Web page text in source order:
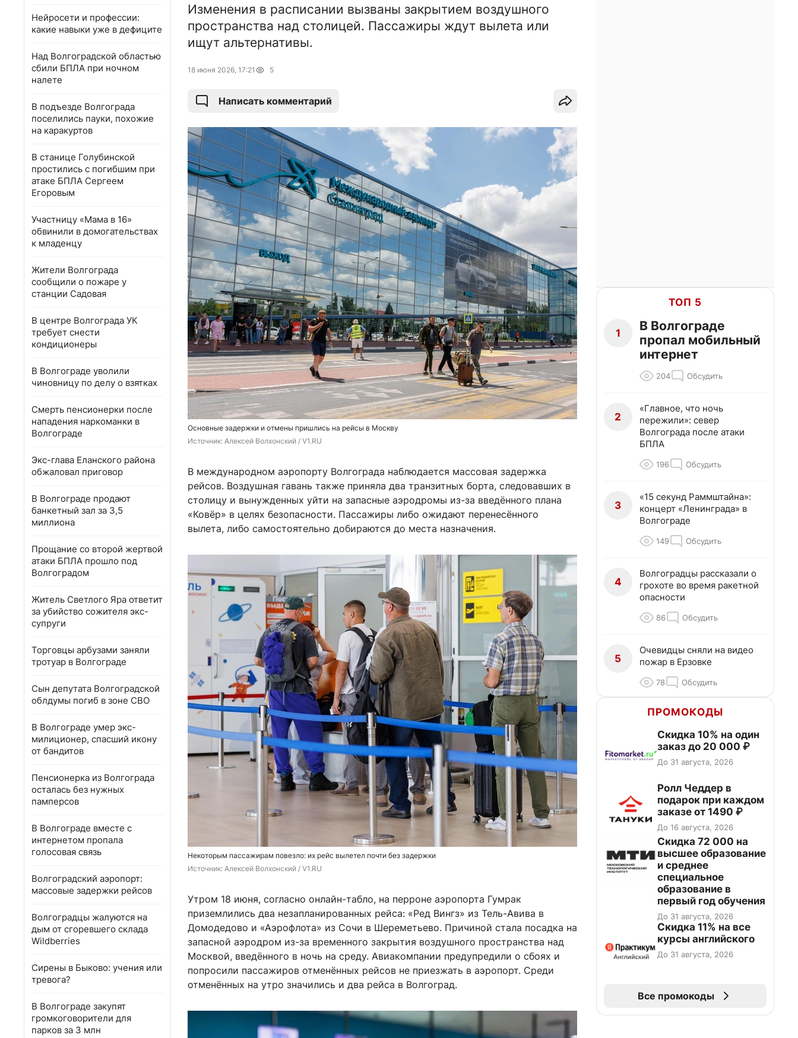
Нейросети и профессии:
какие навыки уже в дефиците
Над Волгоградской областью
сбили БПЛА при ночном
налете
В подъезде Волгограда
поселились пауки, похожие
на каракуртов
В станице Голубинской
простились с погибшим при
атаке БПЛА Сергеем
Егоровым
Участницу «Мама в 16»
обвинили в домогательствах
к младенцу
Жители Волгограда
сообщили о пожаре у
станции Садовая
В центре Волгограда УК
требует снести
кондиционеры
В Волгограде уволили
чиновницу по делу о взятках
Смерть пенсионерки после
нападения наркоманки в
Волгограде
Экс-глава Еланского района
обжаловал приговор
В Волгограде продают
банкетный зал за 3,5
миллиона
Прощание со второй жертвой
атаки БПЛА прошло под
Волгоградом
Житель Светлого Яра ответит
за убийство сожителя экс-
супруги
Торговцы арбузами заняли
тротуар в Волгограде
Сын депутата Волгоградской
облдумы погиб в зоне СВО
В Волгограде умер экс-
милиционер, спасший икону
от бандитов
Пенсионерка из Волгограда
осталась без нужных
памперсов
В Волгограде вместе с
интернетом пропала
голосовая связь
Волгоградский аэропорт:
массовые задержки рейсов
Волгоградцы жалуются на
дым от сгоревшего склада
Wildberries
Сирены в Быково: учения или
тревога?
В Волгограде закупят
громкоговорители для
парков за 3 млн
Изменения в расписании вызваны закрытием воздушного
пространства над столицей. Пассажиры ждут вылета или
ищут альтернативы.
18 июня 2026, 17:21 5
Написать комментарий
Основные задержки и отмены пришлись на рейсы в Москву
Источник: Алексей Волхонский / V1.RU
В международном аэропорту Волгограда наблюдается массовая задержка
рейсов. Воздушная гавань также приняла два транзитных борта, следовавших в
столицу и вынужденных уйти на запасные аэродромы из-за введённого плана
«Ковёр» в целях безопасности. Пассажиры либо ожидают перенесённого
вылета, либо самостоятельно добираются до места назначения.
Некоторым пассажирам повезло: их рейс вылетел почти без задержки
Источник: Алексей Волхонский / V1.RU
Утром 18 июня, согласно онлайн-табло, на перроне аэропорта Гумрак
приземлились два незапланированных рейса: «Ред Вингз» из Тель-Авива в
Домодедово и «Аэрофлота» из Сочи в Шереметьево. Причиной стала посадка на
запасной аэродром из-за временного закрытия воздушного пространства над
Москвой, введённого в ночь на среду. Авиакомпании предупредили о сбоях и
попросили пассажиров отменённых рейсов не приезжать в аэропорт. Среди
отменённых на утро значились и два рейса в Волгоград.
ТОП 5
1
В Волгограде
пропал мобильный
интернет
204 Обсудить
2
«Главное, что ночь
пережили»: север
Волгограда после атаки
БПЛА
196 Обсудить
3
«15 секунд Раммштайна»:
концерт «Ленинграда» в
Волгограде
149 Обсудить
4
Волгоградцы рассказали о
грохоте во время ракетной
опасности
86 Обсудить
5
Очевидцы сняли на видео
пожар в Ерзовке
78 Обсудить
ПРОМОКОДЫ
Скидка 10% на один
заказ до 20 000 ₽
До 31 августа, 2026
Ролл Чеддер в
подарок при каждом
заказе от 1490 ₽
До 16 августа, 2026
Скидка 72 000 на
высшее образование
и среднее
специальное
образование в
первый год обучения
До 31 августа, 2026
Скидка 11% на все
курсы английского
До 31 августа, 2026
Все промокоды